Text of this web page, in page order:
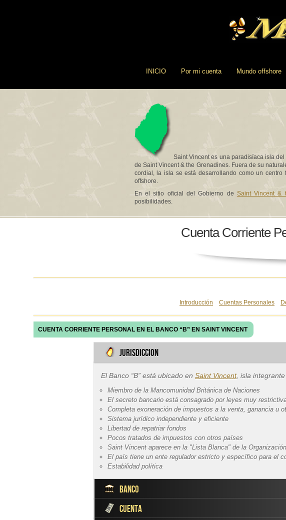
INICIO Por mi cuenta Mundo offshore
Saint Vincent es una paradisíaca isla
de Saint Vincent & the Grenadines. Fuera de su
cordial, la isla se está desarrollando como un
offshore.
En el sitio oficial del Gobierno de Saint Vincent &
posibilidades.
Cuenta Corriente
Introducción
Cuentas Personales
CUENTA CORRIENTE PERSONAL EN EL BANCO “B” EN SAINT VINCENT
jurisdiccion
El Banco “B” está ubicado enSaint Vincent, isla
Miembro de la Mancomunidad Británica de Naciones
El secreto bancario está consagrado por leyes muy
Completa exoneración de impuestos a la venta, ganancia u
Sistema jurídico independiente y eficiente
Libertad de repatriar fondos
Pocos tratados de impuestos con otros países
Saint Vincent aparece en la "Lista Blanca" de la
El país tiene un ente regulador estricto y específico para el
Estabilidad política
banco
El banco más grande de la jurisdicción
cuenta